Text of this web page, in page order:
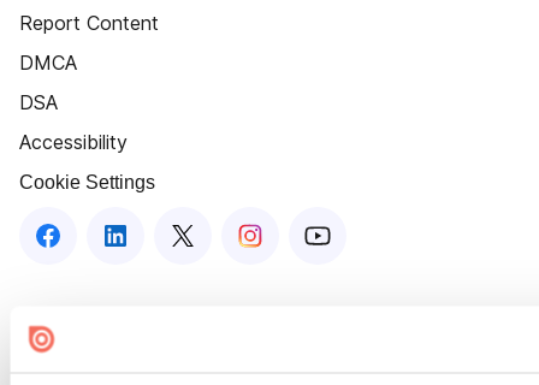
Report Content
DMCA
DSA
Accessibility
Cookie Settings